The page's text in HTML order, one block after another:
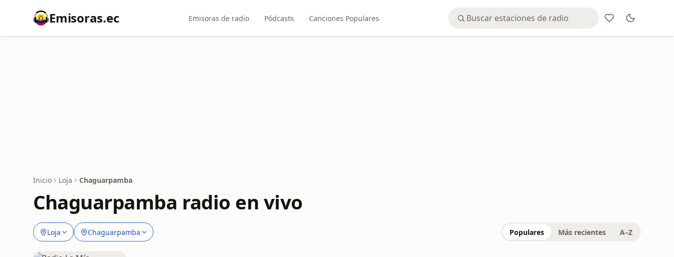
Emisoras.ec Emisoras de radio Pódcasts Canciones Populares
Inicio Loja Chaguarpamba
Chaguarpamba radio en vivo
Loja Chaguarpamba Populares Más recientes A–Z